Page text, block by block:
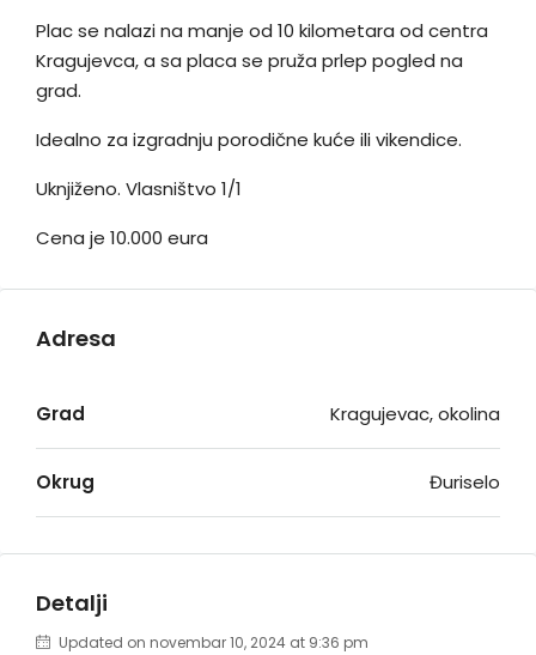
Plac se nalazi na manje od 10 kilometara od centra
Kragujevca, a sa placa se pruža prlep pogled na
grad.
Idealno za izgradnju porodične kuće ili vikendice.
Uknjiženo. Vlasništvo 1/1
Cena je 10.000 eura
Adresa
Grad Kragujevac, okolina
Okrug Đuriselo
Detalji
Updated on novembar 10, 2024 at 9:36 pm